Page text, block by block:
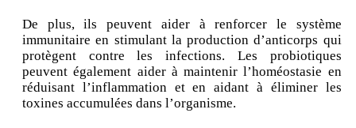
De plus, ils peuvent aider à renforcer le système
immunitaire en stimulant la production d’anticorps qui
protègent contre les infections. Les probiotiques
peuvent également aider à maintenir l’homéostasie en
réduisant l’inflammation et en aidant à éliminer les
toxines accumulées dans l’organisme.